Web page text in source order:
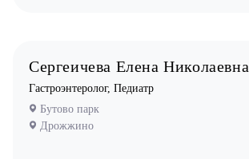
Сергеичева Елена Николаевна
Гастроэнтеролог, Педиатр
Бутово парк
Дрожжино